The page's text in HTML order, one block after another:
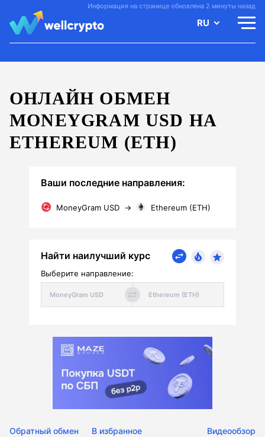
Информация на странице обновлена 2 минуты назад
RU
ОНЛАЙН ОБМЕН
MONEYGRAM USD НА
ETHEREUM (ETH)
Ваши последние направления:
MoneyGram USD → Ethereum (ETH)
Найти наилучший курс
Выберите направление:
Обратный обмен В избранное Видеообзор